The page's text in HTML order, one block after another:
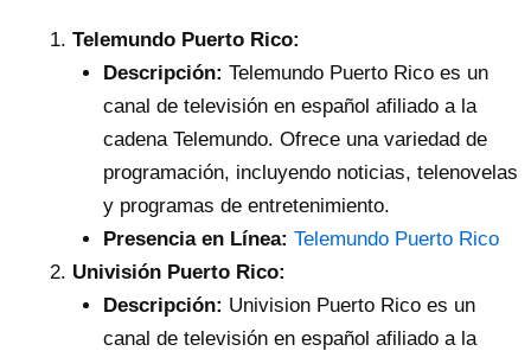
Telemundo Puerto Rico:
Descripción: Telemundo Puerto Rico es un
canal de televisión en español afiliado a la
cadena Telemundo. Ofrece una variedad de
programación, incluyendo noticias, telenovelas
y programas de entretenimiento.
Presencia en Línea: Telemundo Puerto Rico
Univisión Puerto Rico:
Descripción: Univision Puerto Rico es un
canal de televisión en español afiliado a la